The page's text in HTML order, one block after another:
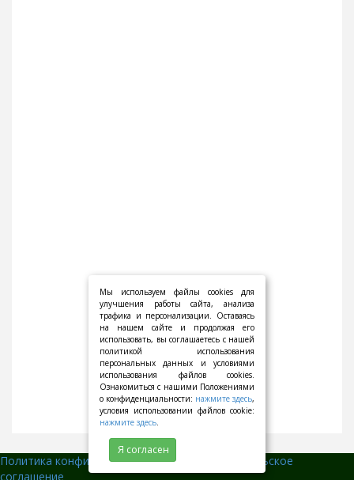
Политика конфиденциальности||
Пользовательское
соглашение
Мы используем файлы cookies для
улучшения работы сайта, анализа
трафика и персонализации. Оставаясь
на нашем сайте и продолжая его
использовать, вы соглашаетесь с нашей
политикой использования
персональных данных и условиями
использования файлов cookies.
Ознакомиться с нашими Положениями
о конфиденциальности: нажмите здесь,
условия использовании файлов cookie:
нажмите здесь.
Я согласен